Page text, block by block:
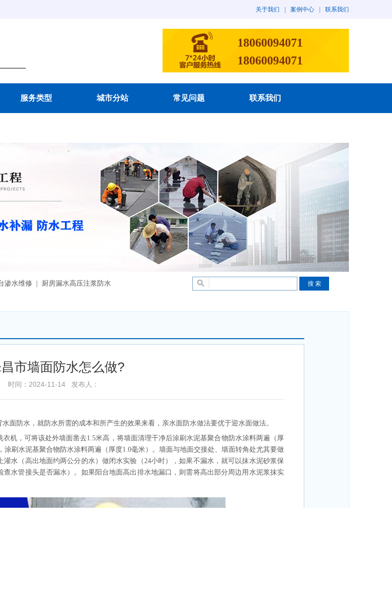
关于我们 案例中心 联系我们
18060094071
18060094071
服务类型 城市分站 常见问题 联系我们
水维修 | 厨房漏水高压注浆防水
市墙面防水怎么做?
时间：2024-11-14 发布人：
面防水，就防水所需的成本和所产生的效果来看，亲水面防水做法要优于迎水面做法。
机，可将该处外墙面凿去1.5米高，将墙面清理干净后涂刷水泥基聚合物防水涂料两遍（厚
刷水泥基聚合物防水涂料两遍（厚度1.0毫米）。墙面与地面交接处、墙面转角处尤其要做
水（高出地面约两公分的水）做闭水实验（24小时），如果不漏水，就可以抹水泥砂浆保
水管接头是否漏水）。如果阳台地面高出排水地漏口，则需将高出部分周边用水泥浆抹实